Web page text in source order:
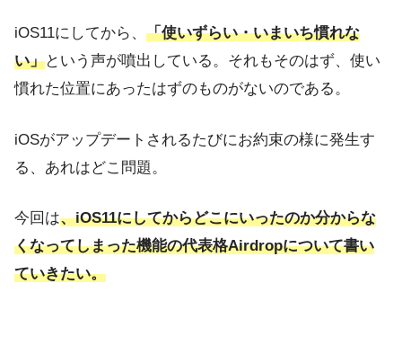
iOS11にしてから、 「使いずらい・いまいち慣れな
い」という声が噴出している。それもそのはず、使い
慣れた位置にあったはずのものがないのである。
iOSがアップデートされるたびにお約束の様に発生す
る、あれはどこ問題。
今回は、iOS11にしてからどこにいったのか分からな
くなってしまった機能の代表格Airdropについて書い
ていきたい。